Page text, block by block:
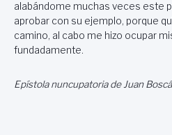
alabándome muchas veces este
aprobar con su ejemplo, porque
camino, al cabo me hizo ocupar
fundadamente.
Epístola nuncupatoria de Juan